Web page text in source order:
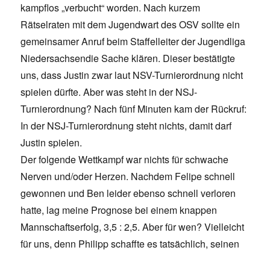
kampflos „verbucht“ worden. Nach kurzem
Rätselraten mit dem Jugendwart des OSV sollte ein
gemeinsamer Anruf beim Staffelleiter der Jugendliga
Niedersachsendie Sache klären. Dieser bestätigte
uns, dass Justin zwar laut NSV-Turnierordnung nicht
spielen dürfte. Aber was steht in der NSJ-
Turnierordnung? Nach fünf Minuten kam der Rückruf:
In der NSJ-Turnierordnung steht nichts, damit darf
Justin spielen.
Der folgende Wettkampf war nichts für schwache
Nerven und/oder Herzen. Nachdem Felipe schnell
gewonnen und Ben leider ebenso schnell verloren
hatte, lag meine Prognose bei einem knappen
Mannschaftserfolg, 3,5 : 2,5. Aber für wen? Vielleicht
für uns, denn Philipp schaffte es tatsächlich, seinen